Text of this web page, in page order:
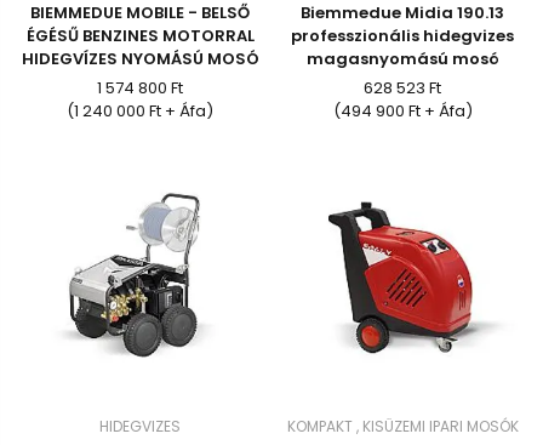
BIEMMEDUE MOBILE - BELSŐ
ÉGÉSŰ BENZINES MOTORRAL
HIDEGVÍZES NYOMÁSÚ MOSÓ
1 574 800 Ft
(1 240 000 Ft + Áfa)
Biemmedue Midia 190.13
professzionális hidegvizes
magasnyomású mosó
628 523 Ft
(494 900 Ft + Áfa)
HIDEGVIZES KOMPAKT , KISÜZEMI IPARI MOSÓK